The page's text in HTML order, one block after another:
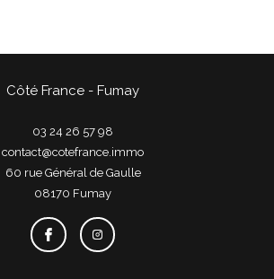
Côté France - Fumay
03 24 26 57 98
contact@cotefrance.immo
60 rue Général de Gaulle
08170
fumay